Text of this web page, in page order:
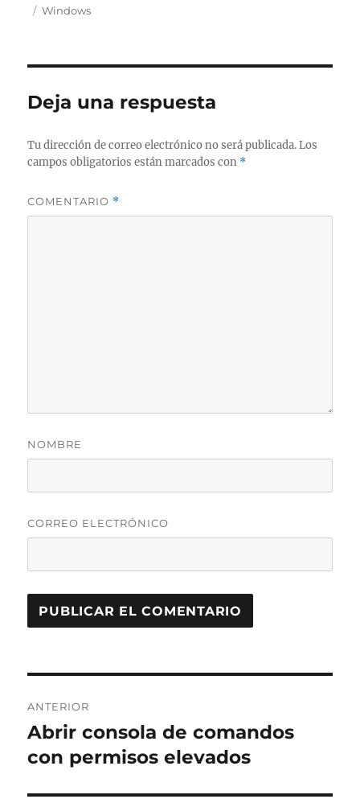
Etiquetas
Windows
Deja una respuesta
Tu dirección de correo electrónico no será publicada. Los
campos obligatorios están marcados con *
COMENTARIO *
NOMBRE
CORREO ELECTRÓNICO
de
entradas
ANTERIOR
Entrada
anterior:
Abrir consola de comandos
con permisos elevados